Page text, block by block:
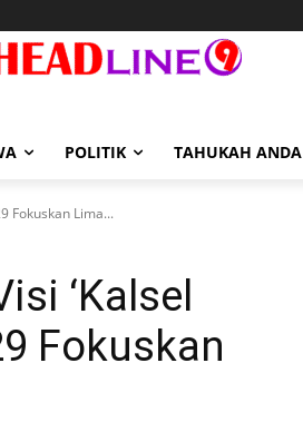
POLITIK TAHUKAH ANDA
Fokuskan Lima...
‘Kalsel
Fokuskan